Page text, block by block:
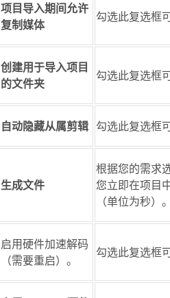
项目导入期间允许
复制媒体
勾选此复选框
创建用于导入项目
的文件夹
勾选此复选框
自动隐藏从属剪辑 勾选此复选框
生成文件
根据您的需求
您立即在项目
（单位为秒）。
启用硬件加速解码
（需要重启）。
勾选此复选框